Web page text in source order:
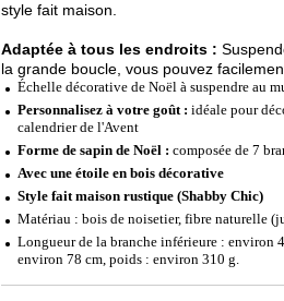
style fait maison.
Adaptée à tous les endroits :
la grande boucle, vous pouvez
Échelle décorative de Noël à suspendre au
Personnalisez à votre goût : idéale pour
calendrier de l'Avent
Forme de sapin de Noël : composée de 7
Avec une étoile en bois décorative
Style fait maison rustique (Shabby Chic)
Matériau : bois de noisetier, fibre naturelle
Longueur de la branche inférieure : environ
environ 78 cm, poids : environ 310 g.